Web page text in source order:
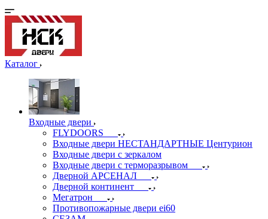
Каталог
Входные двери
FLYDOORS
Входные двери НЕСТАНДАРТНЫЕ Центурион
Входные двери с зеркалом
Входные двери с терморазрывом
Дверной АРСЕНАЛ
Дверной континент
Мегатрон
Противопожарные двери ei60